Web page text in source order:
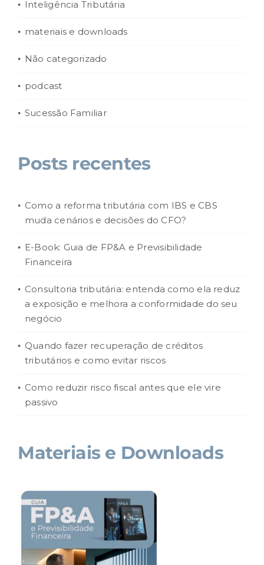
Inteligência Tributária
materiais e downloads
Não categorizado
podcast
Sucessão Familiar
Posts recentes
Como a reforma tributária com IBS e CBS
muda cenários e decisões do CFO?
E-Book: Guia de FP&A e Previsibilidade
Financeira
Consultoria tributária: entenda como ela reduz
a exposição e melhora a conformidade do seu
negócio
Quando fazer recuperação de créditos
tributários e como evitar riscos
Como reduzir risco fiscal antes que ele vire
passivo
Materiais e Downloads